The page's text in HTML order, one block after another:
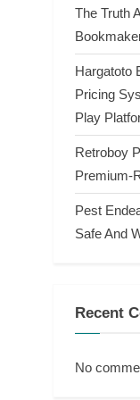
The Truth
Hargatoto
Pricing
Play
Retroboy
Premium-
Pest
Safe And
Recent
No